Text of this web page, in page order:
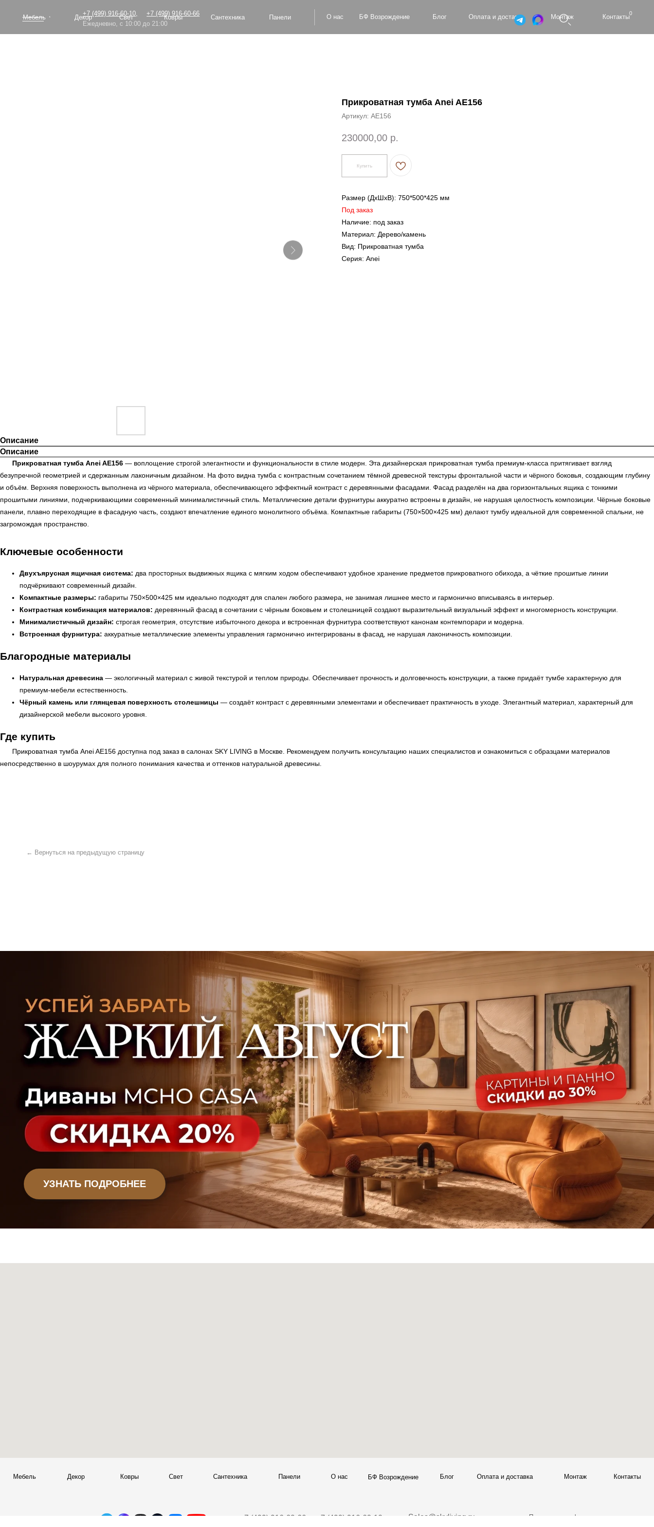
+7 (499) 916-60-66
+7 (499) 916-60-10,
Ежедневно, с 10:00 до 21:00
Панели
Сантехника
Свет
Декор Контакты
Монтаж
Оплата и доставка
БФ Возрождение Блог
Мебель Ковры
Прикроватная тумба Anei AE156
Артикул: AE156
230000,00 р.
Купить
Размер (ДxШxВ): 750*500*425 мм
Под заказ
Наличие: под заказ
Материал: Дерево/камень
Вид: Прикроватная тумба
Серия: Anei
Описание
Описание
Прикроватная тумба Anei AE156 — воплощение строгой элегантности и функциональности в стиле модерн. Эта дизайнерская прикроватная тумба премиум-класса притягивает взгляд
безупречной геометрией и сдержанным лаконичным дизайном. На фото видна тумба с контрастным сочетанием тёмной древесной текстуры фронтальной части и чёрного боковья, создающим глубину
и объём. Верхняя поверхность выполнена из чёрного материала, обеспечивающего эффектный контраст с деревянными фасадами. Фасад разделён на два горизонтальных ящика с тонкими
прошитыми линиями, подчеркивающими современный минималистичный стиль. Металлические детали фурнитуры аккуратно встроены в дизайн, не нарушая целостность композиции. Чёрные боковые
панели, плавно переходящие в фасадную часть, создают впечатление единого монолитного объёма. Компактные габариты (750×500×425 мм) делают тумбу идеальной для современной спальни, не
загромождая пространство.
Ключевые особенности
Двухъярусная ящичная система: два просторных выдвижных ящика с мягким ходом обеспечивают удобное хранение предметов прикроватного обихода, а чёткие прошитые линии
подчёркивают современный дизайн.
Компактные размеры: габариты 750×500×425 мм идеально подходят для спален любого размера, не занимая лишнее место и гармонично вписываясь в интерьер.
Контрастная комбинация материалов: деревянный фасад в сочетании с чёрным боковьем и столешницей создают выразительный визуальный эффект и многомерность конструкции.
Минималистичный дизайн: строгая геометрия, отсутствие избыточного декора и встроенная фурнитура соответствуют канонам контемпорари и модерна.
Встроенная фурнитура: аккуратные металлические элементы управления гармонично интегрированы в фасад, не нарушая лаконичность композиции.
Благородные материалы
Натуральная древесина — экологичный материал с живой текстурой и теплом природы. Обеспечивает прочность и долговечность конструкции, а также придаёт тумбе характерную для
премиум-мебели естественность.
Чёрный камень или глянцевая поверхность столешницы — создаёт контраст с деревянными элементами и обеспечивает практичность в уходе. Элегантный материал, характерный для
дизайнерской мебели высокого уровня.
Где купить
Прикроватная тумба Anei AE156 доступна под заказ в салонах SKY LIVING в Москве. Рекомендуем получить консультацию наших специалистов и ознакомиться с образцами материалов
непосредственно в шоурумах для полного понимания качества и оттенков натуральной древесины.
УЗНАТЬ ПОДРОБНЕЕ
Офисная мебель Садовая мебель